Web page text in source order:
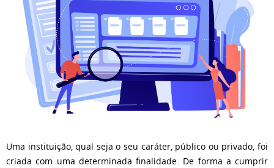
Uma instituição, qual seja o seu caráter, público ou privado, foi
criada com uma determinada finalidade. De forma a cumprir